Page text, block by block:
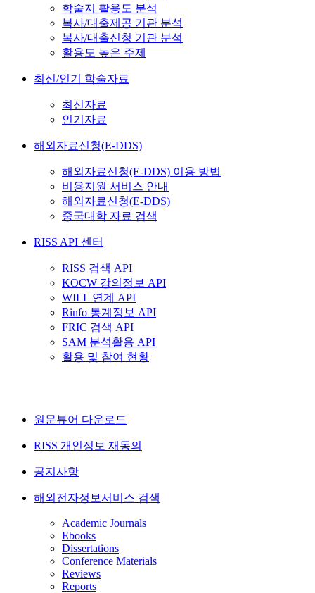
학술지 활용도 분석
복사/대출제공 기관 분석
복사/대출신청 기관 분석
활용도 높은 주제
최신/인기 학술자료
최신자료
인기자료
해외자료신청(E-DDS)
해외자료신청(E-DDS) 이용 방법
비용지원 서비스 안내
해외자료신청(E-DDS)
중국대학 자료 검색
RISS API 센터
RISS 검색 API
KOCW 강의정보 API
WILL 연계 API
Rinfo 통계정보 API
FRIC 검색 API
SAM 분석활용 API
활용 및 참여 현황
원문뷰어 다운로드
RISS 개인정보 재동의
공지사항
해외전자정보서비스 검색
Academic Journals
Ebooks
Dissertations
Conference Materials
Reviews
Reports